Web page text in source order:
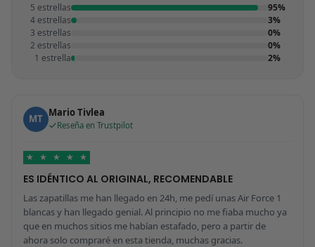
5 estrellas
95%
4 estrellas
3%
3 estrellas
0%
2 estrellas
0%
1 estrella
2%
MT Mario Tivlea
Reseña en Trustpilot
★ ★ ★ ★ ★
ES IDÉNTICO AL ORIGINAL, RECOMENDABLE
Las zapatillas me han llegado en 24h, me pedí unas Air Force 1
blancas y han llegado genial. Al principio no me fiaba mucho ya
que en muchos sitios me habían estafado, pero a partir de
ahora solo compraré en esta tienda, muchas gracias.